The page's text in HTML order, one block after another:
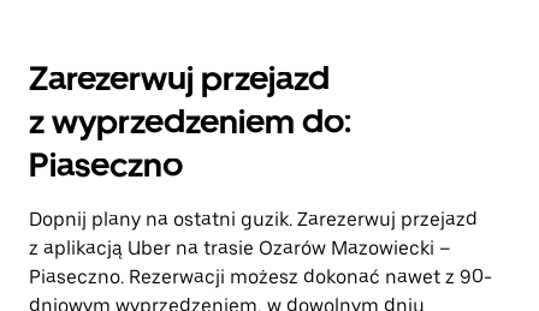
i wybrać
Naciśnij
klawisz
„Escape”,
zamknąć
kalendarz.
Zarezerwuj przejazd
z wyprzedzeniem do:
Piaseczno
Dopnij plany na ostatni guzik. Zarezerwuj przejazd
z aplikacją Uber na trasie Ozarów Mazowiecki –
Piaseczno. Rezerwacji możesz dokonać nawet z 90-
dniowym wyprzedzeniem, w dowolnym dniu